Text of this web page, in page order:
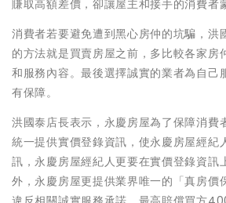
賺取高額差價，卻讓屋主和接手的消費者
消費者若要避免遭到黑心房仲的坑騙，洪
的方法就是買賣房屋之前，多比較各家房
和服務內容。最後選擇誠實的業者為自己
有保障。
洪國泰店長表示，永慶房屋為了保障消費
統一提供實價登錄資訊，使永慶房屋經紀
訊，永慶房屋經紀人更要在實價登錄資訊
外，永慶房屋更提供業界唯一的「真房價